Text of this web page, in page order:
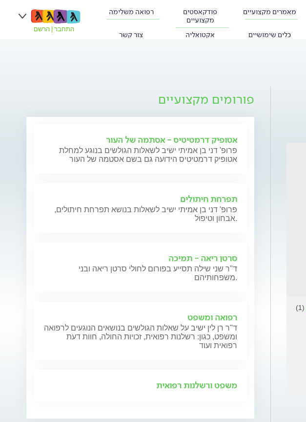
מאמרים מקצועיים
פודקאסטים
מקצועיים
רפואה משלימה
כלים שימושיים אקטואליה צור קשר
התחבר הרשם
(1)
פורומים מקצועיים
אטופיק דרמטיטיס - אסתמה של העור
פרופ' דני בן אמיתי ישיב לשאלות הגולשים בנוגע למחלת
אטופיק דרמטיטיס הידועה גם בשם אסטמה של העור
תפרחת חיתולים
פרופ' דני בן אמיתי ישיב לשאלות בנושא תפרחת חיתולים,
אבחון וטיפול.
סרטן ריאה - תמיכה
ד"ר שני שילה תסייע בפורום לחולי סרטן ריאה ובני
משפחותיהם.
רפואה ומשפט
ד"ר רן לין ישיב על שאלות הגולשים בנושאים הנוגעים לרפואה
ומשפט, כגון: רשלנות רפואית, זכויות החולה, חוות דעת
רפואית ועוד
משפט ורשלנות רפואית